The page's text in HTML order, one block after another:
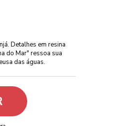
Detalhes em resina
do Mar" ressoa sua
das águas.